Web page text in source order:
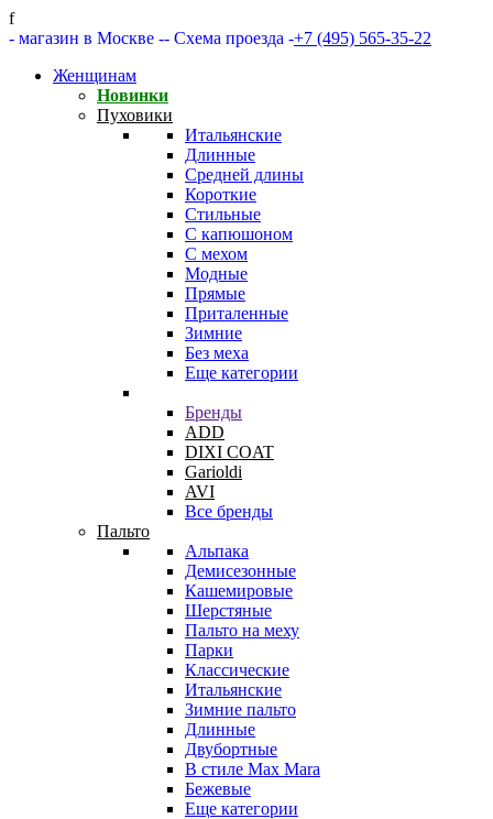
f
- магазин в Москве -- Схема проезда -+7 (495) 565-35-22
Женщинам
Новинки
Пуховики
Итальянские
Длинные
Средней длины
Короткие
Стильные
С капюшоном
С мехом
Модные
Прямые
Приталенные
Зимние
Без меха
Еще категории
Бренды
ADD
DIXI COAT
Garioldi
AVI
Все бренды
Пальто
Альпака
Демисезонные
Кашемировые
Шерстяные
Пальто на меху
Парки
Классические
Итальянские
Зимние пальто
Длинные
Двубортные
В стиле Max Mara
Бежевые
Еще категории